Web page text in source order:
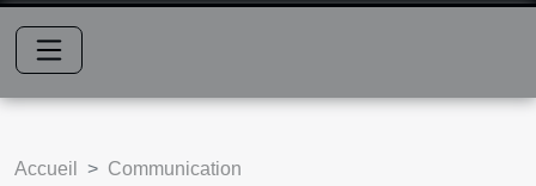
Accueil
Communication